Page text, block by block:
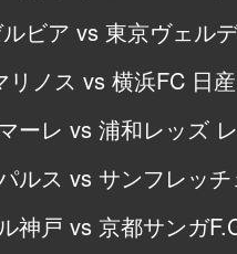
ビア vs 東京ヴェル
リノス vs 横浜FC 日
ーレ vs 浦和レッズ
ルス vs サンフレッ
神戸 vs 京都サンガ